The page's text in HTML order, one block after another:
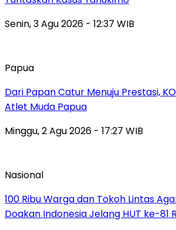
Senin, 3 Agu 2026 - 12:37 WIB
Papua
Dari Papan Catur Menuju Prestasi,
Atlet Muda Papua
Minggu, 2 Agu 2026 - 17:27 WIB
Nasional
100 Ribu Warga dan Tokoh Lintas
Doakan Indonesia Jelang HUT ke-81